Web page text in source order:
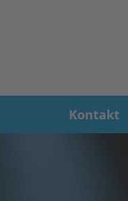
Kontakt